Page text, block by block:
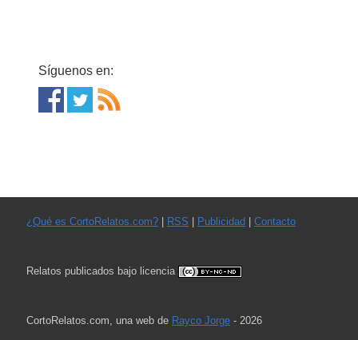
Síguenos en:
¿Qué es CortoRelatos.com?| RSS | Publicidad| Contacto
Relatos publicados bajo licencia
CortoRelatos.com, una web de Rayco Jorge- 2026